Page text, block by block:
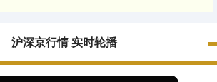
沪深京行情 实时轮播